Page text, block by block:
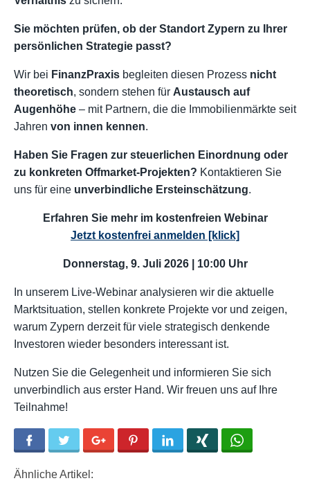
Sie möchten prüfen, ob der Standort Zypern zu Ihrer
persönlichen Strategie passt?
Wir bei FinanzPraxis begleiten diesen Prozess nicht
theoretisch, sondern stehen für Austausch auf
Augenhöhe – mit Partnern, die die Immobilienmärkte seit
Jahren von innen kennen.
Haben Sie Fragen zur steuerlichen Einordnung oder
zu konkreten Offmarket-Projekten? Kontaktieren Sie
uns für eine unverbindliche Ersteinschätzung.
Erfahren Sie mehr im kostenfreien Webinar
Jetzt kostenfrei anmelden [klick]
Donnerstag, 9. Juli 2026 | 10:00 Uhr
In unserem Live-Webinar analysieren wir die aktuelle
Marktsituation, stellen konkrete Projekte vor und zeigen,
warum Zypern derzeit für viele strategisch denkende
Investoren wieder besonders interessant ist.
Nutzen Sie die Gelegenheit und informieren Sie sich
unverbindlich aus erster Hand. Wir freuen uns auf Ihre
Teilnahme!
Facebook Twitter Google+ Pinterest LinkedIn
Ähnliche Artikel: